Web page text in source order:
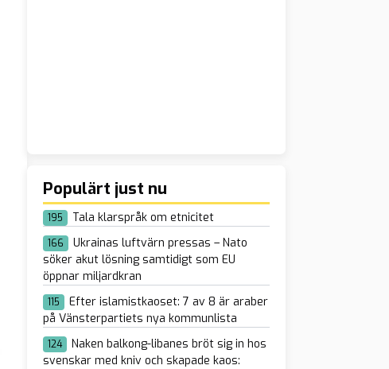
Populärt just nu
195 Tala klarspråk om etnicitet
166
Ukrainas luftvärn pressas – Nato
söker akut lösning samtidigt som EU
öppnar miljardkran
115
Efter islamistkaoset: 7 av 8 är araber
på Vänsterpartiets nya kommunlista
124
Naken balkong-libanes bröt sig in hos
svenskar med kniv och skapade kaos: